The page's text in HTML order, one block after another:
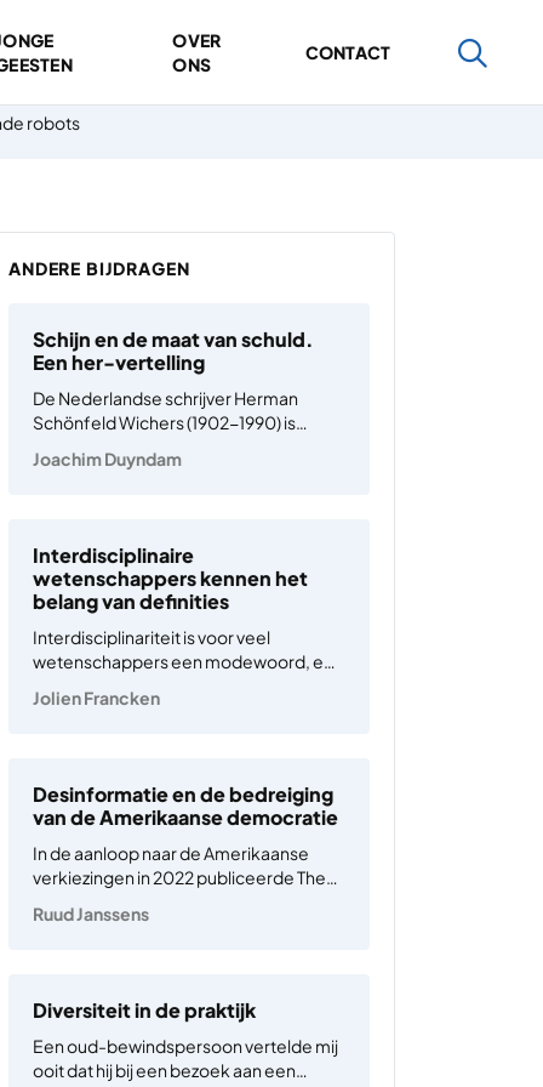
OVER
ONS
CONTACT
robots
ANDERE BIJDRAGEN
Schijn en de maat van schuld.
Een her-vertelling
De Nederlandse schrijver Herman
Schönfeld Wichers (1902-1990) is
het pseudoniem Belcampo schreef hij
maar sommige zijn erg intrigerend. Het
Verhaal van Oosterhuis is zo’n…
Joachim Duyndam
Interdisciplinaire
wetenschappers kennen het
belang van definities
Interdisciplinariteit is voor veel
wetenschappers een modewoord, een
in een onderzoeksvoorstel te krijgen.
gezegd dan gedaan. De
veronderstelde voordelen zijn bekend:
maatschappelijke problemen, zoals
klimaatverandering, zijn…
Jolien Francken
Desinformatie en de bedreiging
van de Amerikaanse democratie
In de aanloop naar de Amerikaanse
verkiezingen in 2022 publiceerde The
over desinformatie. Onbetrouwbare
kandidaten en
samenzweringstheorieën over de
Covid-19 pandemie en de
presidentsverkiezingen van 2020. De
Ruud Janssens
Diversiteit in de praktijk
Een oud-bewindspersoon vertelde mij
ooit dat hij bij een bezoek aan een